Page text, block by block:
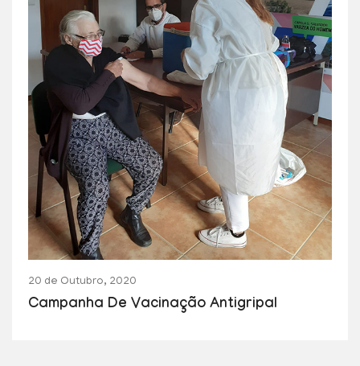
20 de Outubro, 2020
Campanha De Vacinação Antigripal